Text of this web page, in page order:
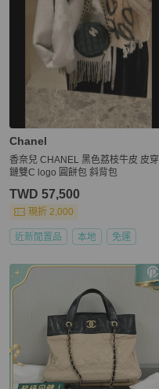
Chanel
香奈兒 CHANEL 黑色荔枝牛皮 皮穿
鏈雙C logo 圓餅包 斜背包
TWD 57,500
現折 2,000
近新閒置品 本地 免運